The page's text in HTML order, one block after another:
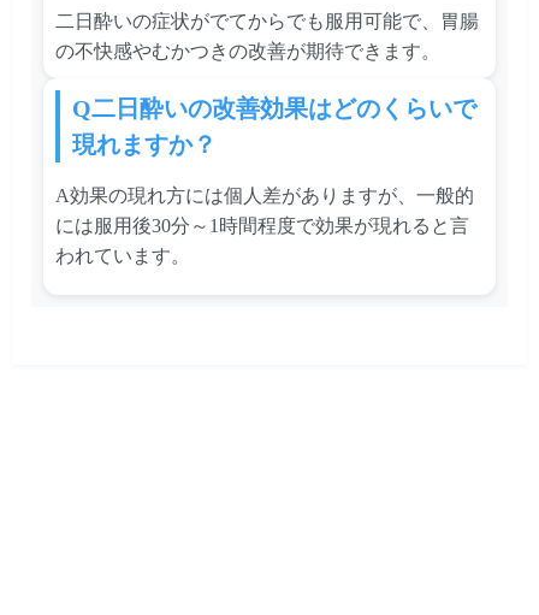
二日酔いの症状がでてからでも服用可能で、胃腸
の不快感やむかつきの改善が期待できます。
Q二日酔いの改善効果はどのくらいで
現れますか？
A効果の現れ方には個人差がありますが、一般的
には服用後30分～1時間程度で効果が現れると言
われています。